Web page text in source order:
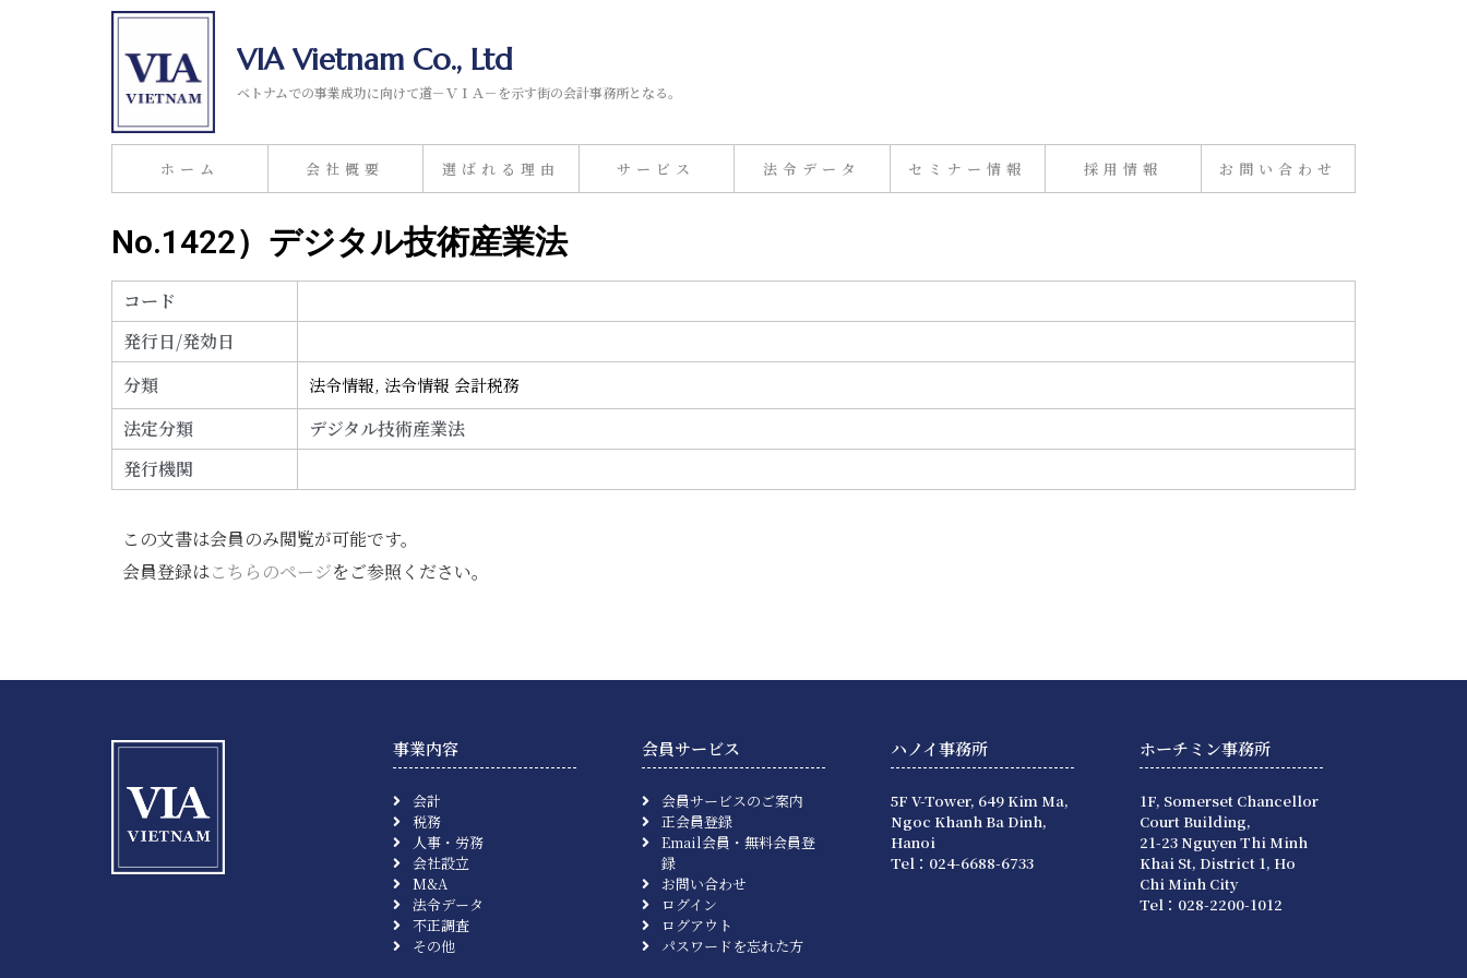
VIA Vietnam Co., Ltd
ベトナムでの事業成功に向けて道－ＶＩＡ－を示す街の会計事務所となる。
ホーム 会社概要 選ばれる理由 サービス 法令データ セミナー情報 採用情報 お問い合わせ
No.1422）デジタル技術産業法
コード
発行日/発効日
分類
法令情報, 法令情報 会計税務
法定分類
デジタル技術産業法
発行機関
この文書は会員のみ閲覧が可能です。
会員登録はこちらのページをご参照ください。
事業内容
会計
税務
人事・労務
会社設立
M&A
法令データ
不正調査
その他
会員サービス
会員サービスのご案内
正会員登録
Email会員・無料会員登
録
お問い合わせ
ログイン
ログアウト
パスワードを忘れた方
ハノイ事務所
5F V-Tower, 649 Kim Ma,
Ngoc Khanh Ba Dinh,
Hanoi
Tel：024-6688-6733
ホーチミン事務所
1F, Somerset Chancellor
Court Building,
21-23 Nguyen Thi Minh
Khai St, District 1, Ho
Chi Minh City
Tel：028-2200-1012